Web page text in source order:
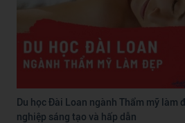
Du học Đài Loan ngành Thẩm mỹ làm
nghiệp sáng tạo và hấp dẫn